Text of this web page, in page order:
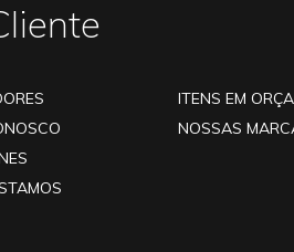
ITENS EM
NOSSAS